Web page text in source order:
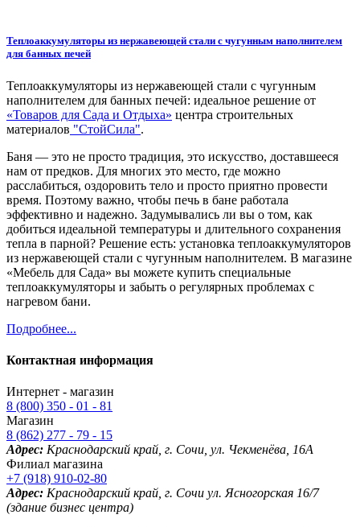
Теплоаккумуляторы из нержавеющей стали с чугунным наполнителем
для банных печей
Теплоаккумуляторы из нержавеющей стали с чугунным
наполнителем для банных печей: идеальное решение от
«Товаров для Сада и Отдыха» центра строительных
материалов "СтойСила".
Баня — это не просто традиция, это искусство, доставшееся
нам от предков. Для многих это место, где можно
расслабиться, оздоровить тело и просто приятно провести
время. Поэтому важно, чтобы печь в бане работала
эффективно и надежно. Задумывались ли вы о том, как
добиться идеальной температуры и длительного сохранения
тепла в парной? Решение есть: установка теплоаккумуляторов
из нержавеющей стали с чугунным наполнителем. В магазине
«Мебель для Сада» вы можете купить специальные
теплоаккумуляторы и забыть о регулярных проблемах с
нагревом бани.
Подробнее...
Контактная информация
Интернет - магазин
8 (800) 350 - 01 - 81
Магазин
8 (862) 277 - 79 - 15
Адрес: Краснодарский край, г. Сочи, ул. Чекменёва, 16А
Филиал магазина
+7 (918) 910-02-80
Адрес: Краснодарский край, г. Сочи ул. Ясногорская 16/7
(здание бизнес центра)